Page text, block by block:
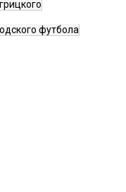
футбола